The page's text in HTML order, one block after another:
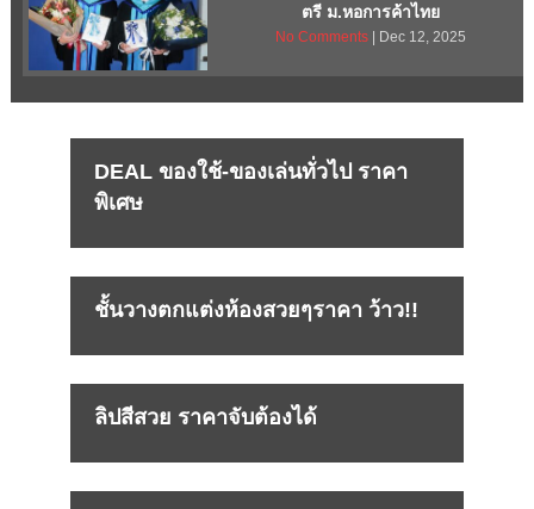
ตรี ม.หอการค้าไทย
No Comments | Dec 12, 2025
DEAL ของใช้-ของเล่นทั่วไป ราคา
พิเศษ
ชั้นวางตกแต่งห้องสวยๆราคา ว้าว!!
ลิปสีสวย ราคาจับต้องได้